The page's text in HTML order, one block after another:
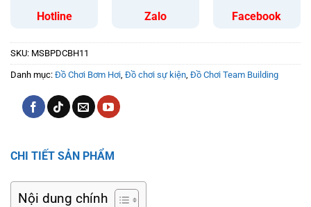
Hotline Zalo Facebook
SKU: MSBPDCBH11
Danh mục: Đồ Chơi Bơm Hơi Đồ chơi sự kiện Đồ Chơi Team Building
CHI TIẾT SẢN PHẨM
Nội dung chính